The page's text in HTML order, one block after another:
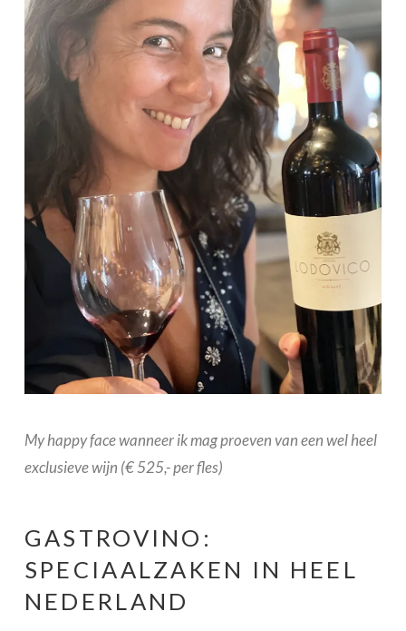
My happy face wanneer ik mag proeven van een wel heel
exclusieve wijn (€ 525,- per fles)
GASTROVINO:
SPECIAALZAKEN IN HEEL
NEDERLAND